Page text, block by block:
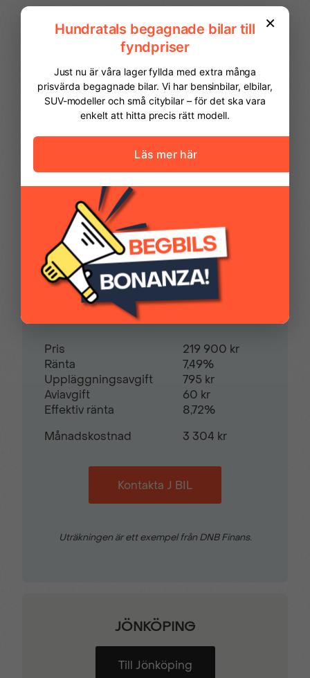
Regnsensor Start- & Stoppfunktion
Stolvärme fram Svensksåld
Yttertemperaturmätare
FINANSIERING
Vi hjälper dig att ordna finansiering av
din bil. Här kan du räkna ut din
ansökan online.
Kontantinsats54 975,00 kr
Avbetalningstid60månader
Restvärde0%
Pris
219 900 kr
Ränta
7,49%
Uppläggningsavgift
795 kr
Aviavgift
60 kr
Effektiv ränta
8,72%
Månadskostnad
3 304 kr
Kontakta J BIL
Uträkningen är ett exempel från DNB Finans.
JÖNKÖPING
Till Jönköping